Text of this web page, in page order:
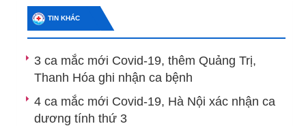
TIN KHÁC
3 ca mắc mới Covid-19, thêm Quảng Trị,
Thanh Hóa ghi nhận ca bệnh
4 ca mắc mới Covid-19, Hà Nội xác nhận ca
dương tính thứ 3